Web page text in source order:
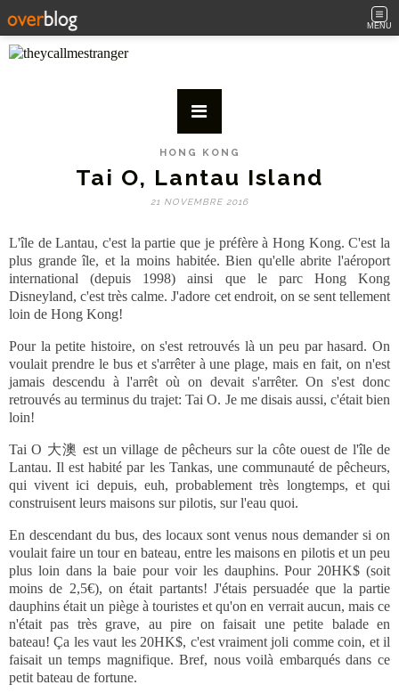
MENU
HONG KONG
Tai O, Lantau Island
21 NOVEMBRE 2016
L'île de Lantau, c'est la partie que je préfère à Hong Kong. C'est la
plus grande île, et la moins habitée. Bien qu'elle abrite l'aéroport
international (depuis 1998) ainsi que le parc Hong Kong
Disneyland, c'est très calme. J'adore cet endroit, on se sent tellement
loin de Hong Kong!
Pour la petite histoire, on s'est retrouvés là un peu par hasard. On
voulait prendre le bus et s'arrêter à une plage, mais en fait, on n'est
jamais descendu à l'arrêt où on devait s'arrêter. On s'est donc
retrouvés au terminus du trajet: Tai O. Je me disais aussi, c'était bien
loin!
Tai O 大澳 est un village de pêcheurs sur la côte ouest de l'île de
Lantau. Il est habité par les Tankas, une communauté de pêcheurs,
qui vivent ici depuis, euh, probablement très longtemps, et qui
construisent leurs maisons sur pilotis, sur l'eau quoi.
En descendant du bus, des locaux sont venus nous demander si on
voulait faire un tour en bateau, entre les maisons en pilotis et un peu
plus loin dans la baie pour voir les dauphins. Pour 20HK$ (soit
moins de 2,5€), on était partants! J'étais persuadée que la partie
dauphins était un piège à touristes et qu'on en verrait aucun, mais ce
n'était pas très grave, au pire on faisait une petite balade en
bateau! Ça les vaut les 20HK$, c'est vraiment joli comme coin, et il
faisait un temps magnifique. Bref, nous voilà embarqués dans ce
petit bateau de fortune.